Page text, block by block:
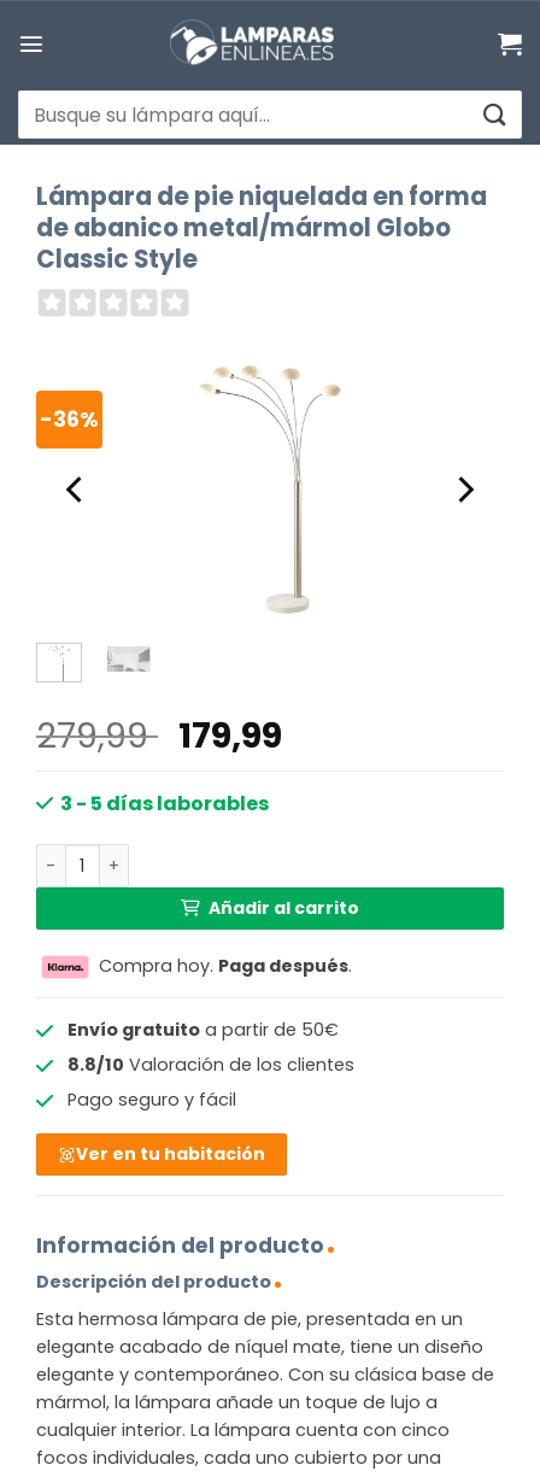
Buscar
por:
Lámpara de pie niquelada en forma
de abanico metal/mármol Globo
Classic Style
-36%
279,99 El
precio
original
179,99
3 - 5 días laborables
Lámpara de pie niquelada en forma de abanico metal/
Añadir al carrito
Compra hoy. Paga después.
Envío gratuitoa partir de 50€
8.8/10 Valoración de los clientes
Pago seguro y fácil
Ver en tu habitación
Información del producto
Descripción del producto
Esta hermosa lámpara de pie, presentada en un
elegante acabado de níquel mate, tiene un diseño
elegante y contemporáneo. Con su clásica base de
mármol, la lámpara añade un toque de lujo a
cualquier interior. La lámpara cuenta con cinco
focos individuales, cada uno cubierto por una